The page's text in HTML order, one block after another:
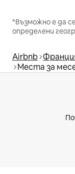
*Възможно е да
определени
Airbnb
Места за